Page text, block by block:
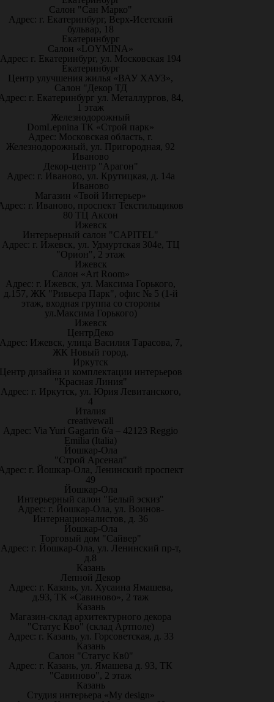
Салон "Сан Марко"
Адрес: г. Екатеринбург, Верх-Исетский
бульвар, 18
Екатеринбург
Салон «LOYMINA»
Адрес: г. Екатеринбург, ул. Московская 194
Екатеринбург
Центр улучшения жилья «ВАУ ХАУЗ»,
Салон "Декор ТД
г. Екатеринбург ул. Металлургов, 84,
1 этаж
Железнодорожный
DomLepnina ТК «Строй парк»
Адрес: Московская область, г.
Железнодорожный, ул. Пригородная, 92
Иваново
Декор-центр "Арагон"
Адрес: г. Иваново, ул. Крутицкая, д. 14а
Иваново
Магазин «Твой Интерьер»
г. Иваново, проспект Текстильщиков
80 ТЦ Аксон
Ижевск
Интерьерный салон "CAPITEL"
Адрес: г. Ижевск, ул. Удмуртская 304е, ТЦ
"Орион", 2 этаж
Ижевск
Салон «Art Room»
Адрес: г. Ижевск, ул. Максима Горького,
д.157, ЖК "Ривьера Парк", офис № 5 (1-й
этаж, входная группа со стороны
ул.Максима Горького)
Ижевск
ЦентрДеко
Ижевск, улица Василия Тарасова, 7,
ЖК Новый город.
Иркутск
дизайна и комплектации интерьеров
"Красная Линия"
Адрес: г. Иркутск, ул. Юрия Левитанского,
4
Италия
creativewall
Адрес: Via Yuri Gagarin 6/a – 42123 Reggio
Emilia (Italia)
Йошкар-Ола
"Строй Арсенал"
г. Йошкар-Ола, Ленинский проспект
49
Йошкар-Ола
Интерьерный салон "Белый эскиз"
Адрес: г. Йошкар-Ола, ул. Воинов-
Интернационалистов, д. 36
Йошкар-Ола
Торговый дом "Сайвер"
Адрес: г. Йошкар-Ола, ул. Ленинский пр-т,
д.8
Казань
Лепной Декор
Адрес: г. Казань, ул. Хусаина Ямашева,
д.93, ТК «Савиново», 2 таж
Казань
Магазин-склад архитектурного декора
"Статус Кво" (склад Артполе)
Адрес: г. Казань, ул. Горсоветская, д. 33
Казань
Салон "Статус Кв0"
Адрес: г. Казань, ул. Ямашева д. 93, ТК
"Савиново", 2 этаж
Казань
Студия интерьера «My design»